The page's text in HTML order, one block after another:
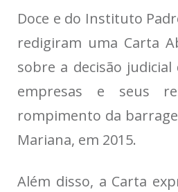
Doce e do Instituto
redigiram uma Carta
sobre a decisão
empresas e seus
rompimento da
Mariana, em 2015.
Além disso, a Carta